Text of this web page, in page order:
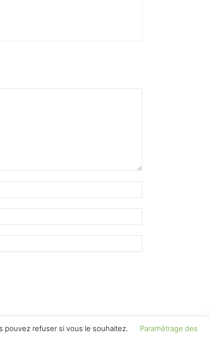
pouvez refuser si vous le souhaitez. Paramétrage des